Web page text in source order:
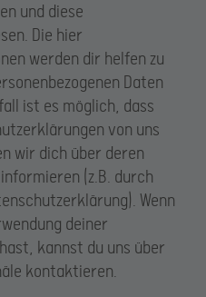
of
und diese
Die hier
werden dir helfen zu
Daten
ist es möglich, dass
von uns
wir dich über deren
(z.B. durch
Wenn
deiner
kannst du uns über
kontaktieren.